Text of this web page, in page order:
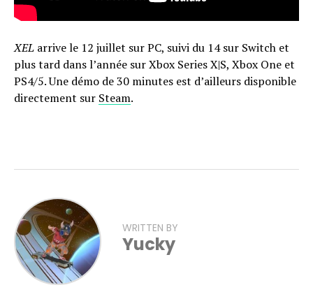
XEL arrive le 12 juillet sur PC, suivi du 14 sur Switch et
plus tard dans l’année sur Xbox Series X|S, Xbox One et
PS4/5. Une démo de 30 minutes est d’ailleurs disponible
directement sur Steam.
WRITTEN BY
Yucky